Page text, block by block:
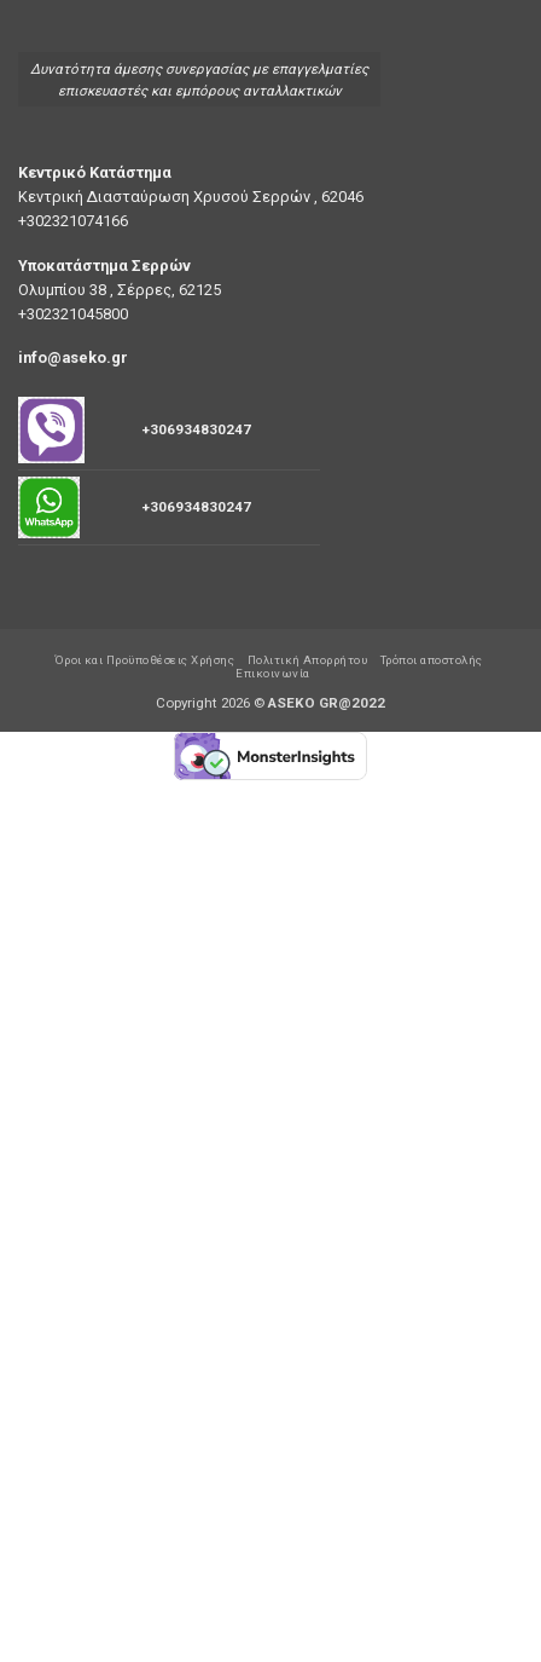
Δυνατότητα άμεσης συνεργασίας με επαγγελματίες
επισκευαστές και εμπόρους ανταλλακτικών
Κεντρικό Κατάστημα
Κεντρική Διασταύρωση Χρυσού Σερρών , 62046
+302321074166
Υποκατάστημα Σερρών
Ολυμπίου 38 , Σέρρες, 62125
+302321045800
info@aseko.gr
+306934830247
+306934830247
Όροι και Προϋποθέσεις Χρήσης Πολιτική Απορρήτου
Τρόποι αποστολής
Επικοινωνία
Copyright 2026 © ASEKO GR@2022